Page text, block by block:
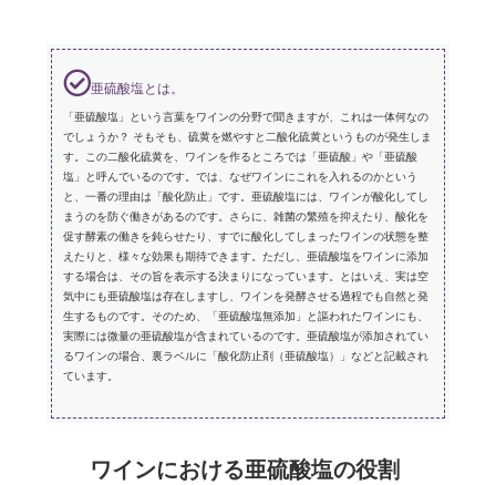
亜硫酸塩とは。
「亜硫酸塩」という言葉をワインの分野で聞きますが、これは一体何なの
でしょうか？ そもそも、硫黄を燃やすと二酸化硫黄というものが発生しま
す。この二酸化硫黄を、ワインを作るところでは「亜硫酸」や「亜硫酸
塩」と呼んでいるのです。では、なぜワインにこれを入れるのかという
と、一番の理由は「酸化防止」です。亜硫酸塩には、ワインが酸化してし
まうのを防ぐ働きがあるのです。さらに、雑菌の繁殖を抑えたり、酸化を
促す酵素の働きを鈍らせたり、すでに酸化してしまったワインの状態を整
えたりと、様々な効果も期待できます。ただし、亜硫酸塩をワインに添加
する場合は、その旨を表示する決まりになっています。とはいえ、実は空
気中にも亜硫酸塩は存在しますし、ワインを発酵させる過程でも自然と発
生するものです。そのため、「亜硫酸塩無添加」と謳われたワインにも、
実際には微量の亜硫酸塩が含まれているのです。亜硫酸塩が添加されてい
るワインの場合、裏ラベルに「酸化防止剤（亜硫酸塩）」などと記載され
ています。
ワインにおける亜硫酸塩の役割